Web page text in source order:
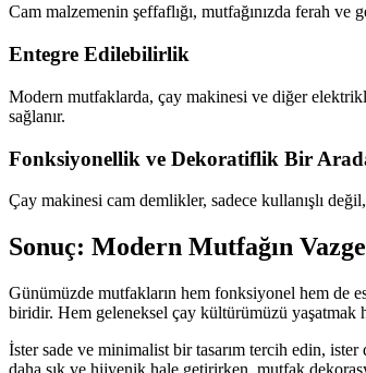
Cam malzemenin şeffaflığı, mutfağınızda ferah
Entegre Edilebilirlik
Modern mutfaklarda, çay makinesi ve diğer
sağlanır.
Fonksiyonellik ve Dekoratiflik Bir
Çay makinesi cam demlikler, sadece kullanışlı
Sonuç: Modern Mutfağın
Günümüzde mutfakların hem fonksiyonel hem de
biridir. Hem geleneksel çay kültürümüzü yaşatmak
İster sade ve minimalist bir tasarım tercih edin,